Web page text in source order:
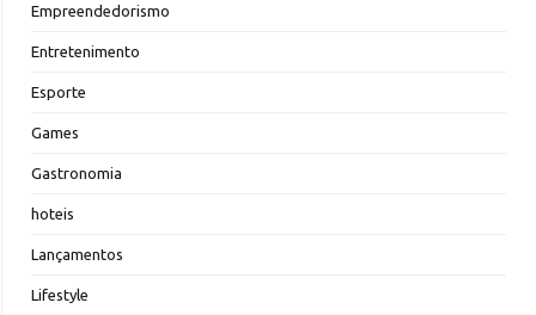
Empreendedorismo
Entretenimento
Esporte
Games
Gastronomia
hoteis
Lançamentos
Lifestyle